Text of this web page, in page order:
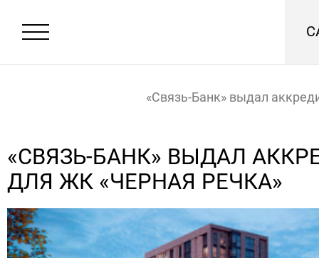
«Связь-Банк» выдал
«СВЯЗЬ-БАНК» ВЫДАЛ
ДЛЯ ЖК «ЧЕРНАЯ РЕЧКА»